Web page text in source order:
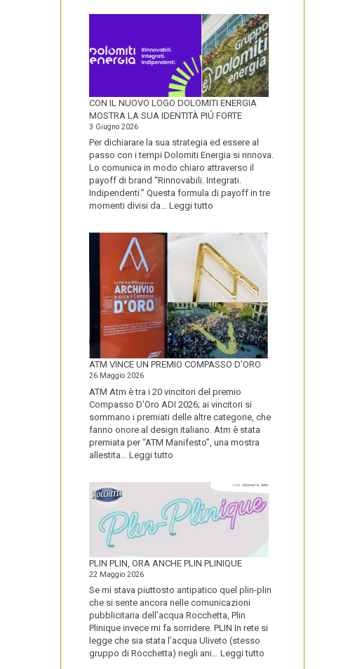
CON IL NUOVO LOGO DOLOMITI ENERGIA
MOSTRA LA SUA IDENTITÀ PIÚ FORTE
3 Giugno 2026
Per dichiarare la sua strategia ed essere al
passo con i tempi Dolomiti Energia si rinnova.
Lo comunica in modo chiaro attraverso il
payoff di brand “Rinnovabili. Integrati.
Indipendenti.” Questa formula di payoff in tre
momenti divisi da… Leggi tutto
LOGO
DOLOMITI
ENERGIA
MOSTRA
LA
SUA
IDENTITÀ
PIÚ
FORTE
ATM VINCE UN PREMIO COMPASSO D’ORO
26 Maggio 2026
ATM Atm è tra i 20 vincitori del premio
Compasso D’Oro ADI 2026; ai vincitori si
sommano i premiati delle altre categorie, che
fanno onore al design italiano. Atm è stata
premiata per “ATM Manifesto”, una mostra
allestita… Leggi tutto
PREMIO
COMPASSO
D’ORO
PLIN PLIN, ORA ANCHE PLIN PLINIQUE
22 Maggio 2026
Se mi stava piuttosto antipatico quel plin-plin
che si sente ancora nelle comunicazioni
pubblicitaria dell’acqua Rocchetta, Plin
Plinique invece mi fa sorridere. PLIN In rete si
legge che sia stata l’acqua Uliveto (stesso
gruppo di Rocchetta) negli ani… Leggi tutto